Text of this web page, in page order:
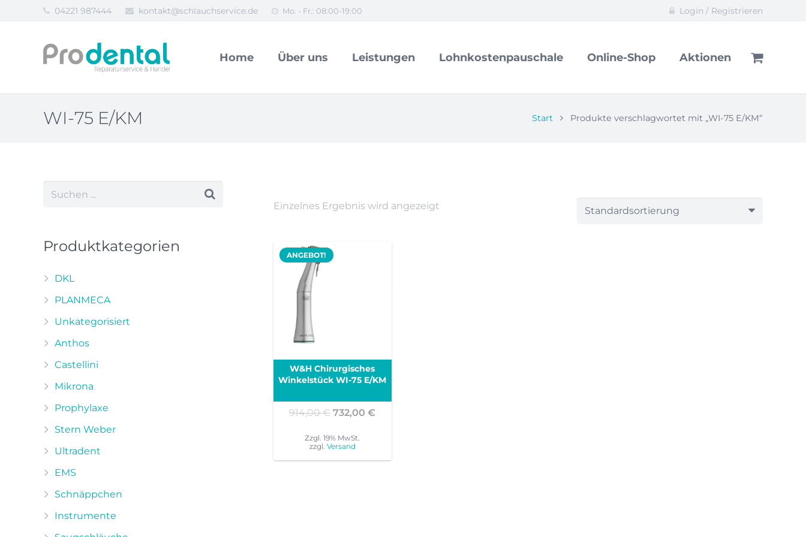
04221 987444 kontakt@schlauchservice.de Mo. - Fr.: 08:00-19:00 Login / Registrieren
Home Über uns Leistungen Lohnkostenpauschale Online-Shop Aktionen
WI-75 E/KM Start Produkte verschlagwortet mit „WI-75 E/KM“
Einzelnes Ergebnis wird angezeigt
ANGEBOT!
W&H Chirurgisches
Winkelstück WI-75 E/KM
914,00€ Ursprünglicher
war:
914,00 €
732,00€
Zzgl. 19% MwSt.
zzgl. Versand
Produktkategorien
DKL
PLANMECA
Unkategorisiert
Anthos
Castellini
Mikrona
Prophylaxe
Stern Weber
Ultradent
EMS
Schnäppchen
Instrumente